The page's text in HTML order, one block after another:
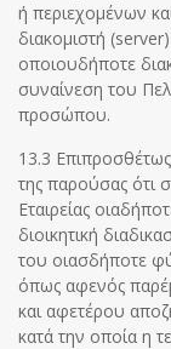
ή περιεχομένων
διακομιστή
οποιουδήποτε
συναίνεση του
προσώπου.
13.3
της παρούσας ότι
Εταιρείας
διοικητική
του οιασδήποτε
όπως αφενός
και αφετέρου
κατά την οποία η